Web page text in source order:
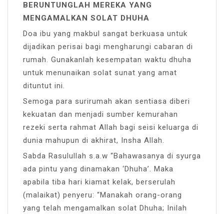
BERUNTUNGLAH MEREKA YANG
MENGAMALKAN SOLAT DHUHA
Doa ibu yang makbul sangat berkuasa untuk
dijadikan perisai bagi mengharungi cabaran di
rumah. Gunakanlah kesempatan waktu dhuha
untuk menunaikan solat sunat yang amat
dituntut ini.
Semoga para surirumah akan sentiasa diberi
kekuatan dan menjadi sumber kemurahan
rezeki serta rahmat Allah bagi seisi keluarga di
dunia mahupun di akhirat, Insha Allah.
Sabda Rasulullah s.a.w “Bahawasanya di syurga
ada pintu yang dinamakan ‘Dhuha’. Maka
apabila tiba hari kiamat kelak, berserulah
(malaikat) penyeru: “Manakah orang-orang
yang telah mengamalkan solat Dhuha; Inilah